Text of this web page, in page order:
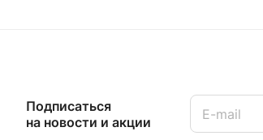
Подписаться
на новости и акции